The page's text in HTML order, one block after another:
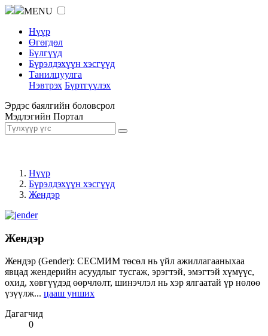
MENU
Нүүр
Өгөгдөл
Бүлгүүд
Бүрэлдэхүүн хэсгүүд
Танилцуулга
Нэвтрэх Бүртгүүлэх
Эрдэс баялгийн боловсрол
Мэдлэгийн Портал
Нүүр
Бүрэлдэхүүн хэсгүүд
Жендэр
Жендэр
Жендэр (Gender): СЕСМИМ төсөл нь үйл ажиллагааныхаа
явцад жендерийн асуудлыг тусгаж, эрэгтэй, эмэгтэй хүмүүс,
охид, хөвгүүдэд өөрчлөлт, шинэчлэл нь хэр ялгаатай үр нөлөө
үзүүлж... цааш унших
Дагагчид
0